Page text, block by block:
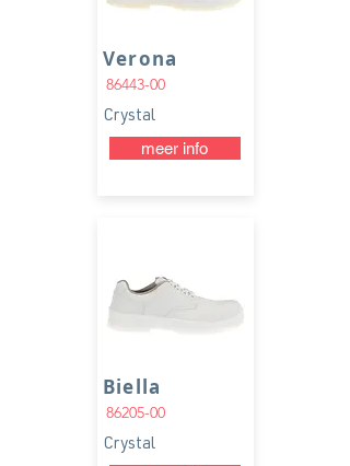
Verona
86443-00
Crystal
meer info
Biella
86205-00
Crystal